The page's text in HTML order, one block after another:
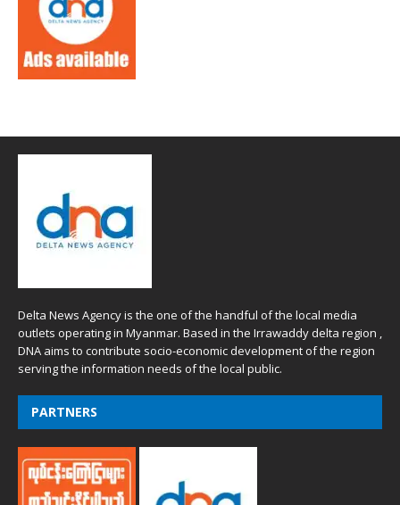
Delta News Agency is the one of the handful of the local media
outlets operating in Myanmar. Based in the Irrawaddy delta region ,
DNA aims to contribute socio-economic development of the region
serving the information needs of the local public.
PARTNERS